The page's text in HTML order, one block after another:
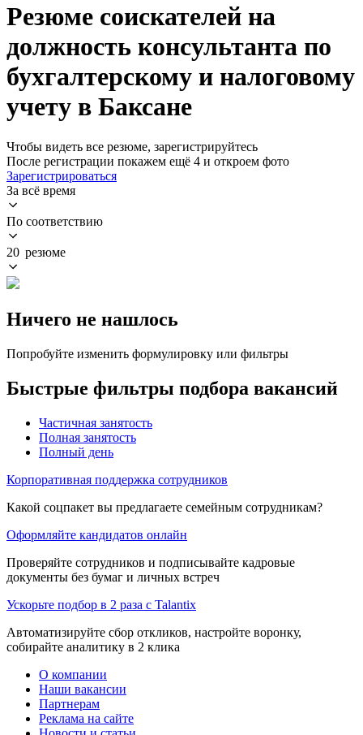
Резюме соискателей на
должность консультанта по
бухгалтерскому и налоговому
учету в Баксане
Чтобы видеть все резюме, зарегистрируйтесь
После регистрации покажем ещё 4 и откроем фото
Зарегистрироваться
За всё время
По соответствию
20 резюме
Ничего не нашлось
Попробуйте изменить формулировку или фильтры
Быстрые фильтры подбора вакансий
Частичная занятость
Полная занятость
Полный день
Корпоративная поддержка сотрудников
Какой соцпакет вы предлагаете семейным сотрудникам?
Оформляйте кандидатов онлайн
Проверяйте сотрудников и подписывайте кадровые
документы без бумаг и личных встреч
Ускорьте подбор в 2 раза с Talantix
Автоматизируйте сбор откликов, настройте воронку,
собирайте аналитику в 2 клика
О компании
Наши вакансии
Партнерам
Реклама на сайте